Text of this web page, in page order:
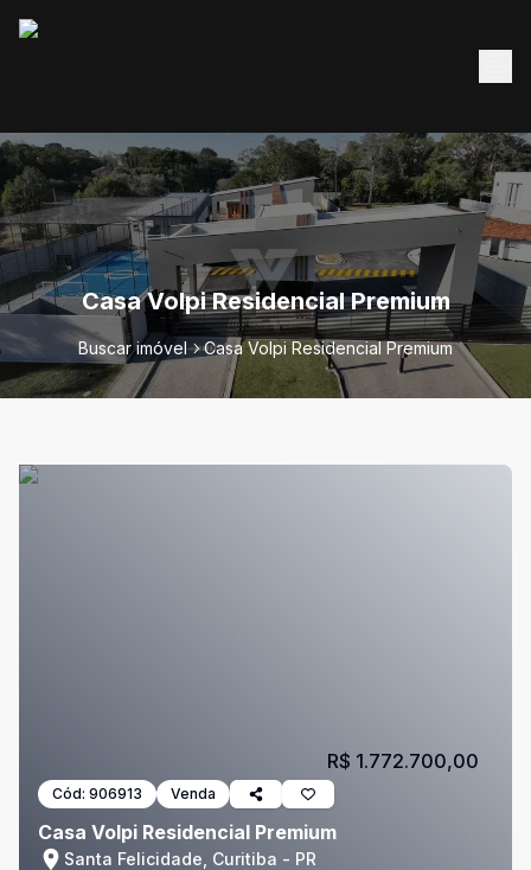
Casa Volpi Residencial Premium
Buscar imóvel Casa Volpi Residencial Premium
Cód: 906913 Venda
Casa Volpi Residencial Premium
Santa Felicidade, Curitiba - PR
R$ 1.772.700,00